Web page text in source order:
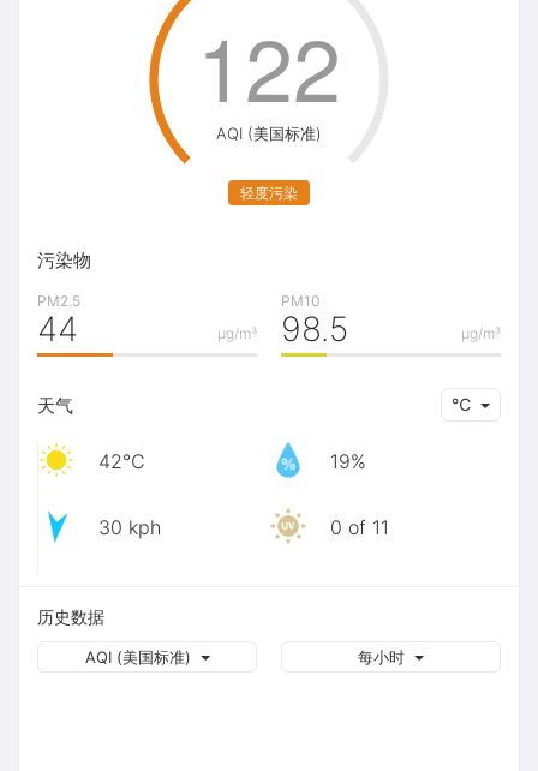
AQI (美国标准)
轻度污染
122
污染物
PM2.5
μg/m³
44
PM10
μg/m³
98.5
天气 ℃
42℃ 19%
30 kph 0 of 11
历史数据
每小时
AQI (美国标准)